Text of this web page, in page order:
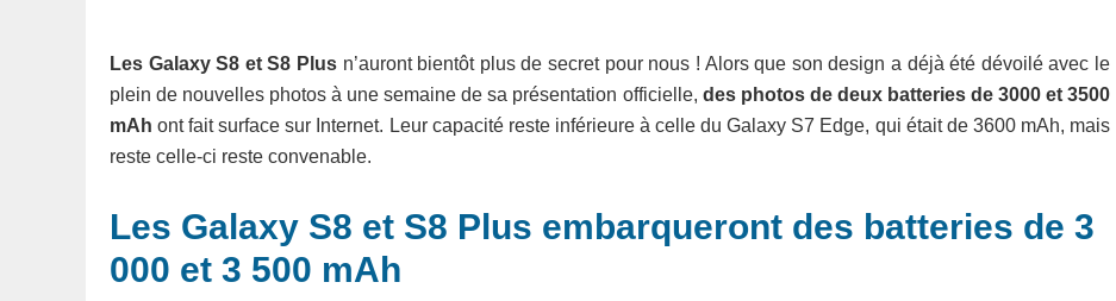
Les Galaxy S8 et S8 Plus n’auront bientôt plus de secret pour nous ! Alors que son design a déjà été dévoilé avec le
plein de nouvelles photos à une semaine de sa présentation officielle, des photos de deux batteries de 3000 et 3500
mAhont fait surface sur Internet. Leur capacité reste inférieure à celle du Galaxy S7 Edge, qui était de 3600 mAh, mais
reste celle-ci reste convenable.
Les Galaxy S8 et S8 Plus embarqueront des batteries de 3
000 et 3 500 mAh